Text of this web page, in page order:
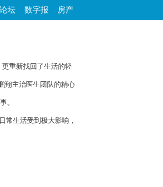
论坛 数字报 房产
重新找回了生活的轻
翔主治医生团队的精心
。
生活受到极大影响，